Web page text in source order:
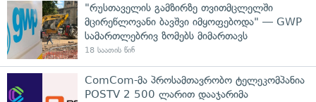
"რუსთაველის გამზირზე თვითმცლელში
მცირეწლოვანი ბავშვი იმყოფებოდა" — GWP
სამართლებრივ ზომებს მიმართავს
18 საათის წინ
ComCom-მა პროსამთავრობო ტელეკომპანია
POSTV 2 500 ლარით დააჯარიმა